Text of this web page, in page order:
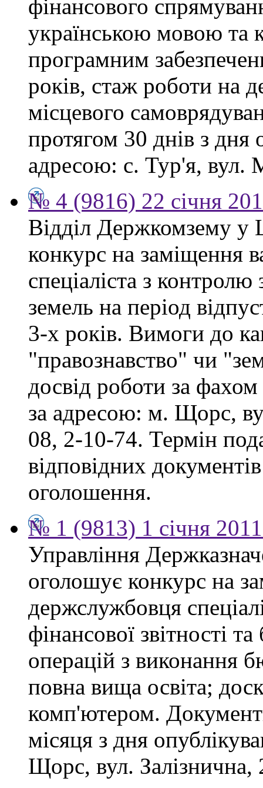
фінансового
українською мовою та
програмним
років, стаж роботи на
місцевого
протягом 30 днів з дня
адресою: с. Тур'я, вул.
№ 4 (9816) 22 січня
Відділ Держкомзему у
конкурс на заміщення
спеціаліста з
земель на період
3-х років. Вимоги до
"правознавство" чи
досвід роботи за
за адресою: м. Щорс,
08, 2-10-74. Термін
відповідних
оголошення.
№ 1 (9813) 1 січня
Управління
оголошує конкурс на
держслужбовця
фінансової звітності
операцій з виконання
повна вища освіта;
комп'ютером.
місяця з дня
Щорс, вул. Залізнична,